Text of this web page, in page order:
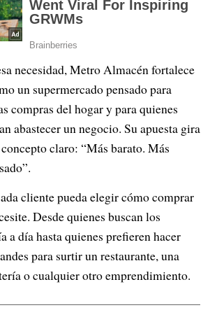
necesidad, Metro Almacén fortalece
un supermercado pensado para
compras del hogar y para quienes
abastecer un negocio. Su apuesta gira
claro: “Más barato. Más
cliente pueda elegir cómo comprar
Desde quienes buscan los
a día hasta quienes prefieren hacer
para surtir un restaurante, una
o cualquier otro emprendimiento.